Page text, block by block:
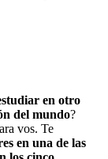
en otro
del mundo?
vos. Te
en una de las